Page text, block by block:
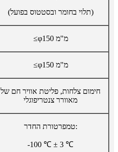
(תלוי בחומר ובסטטוס בפועל)
≤φ150 מ"מ
≤φ150 מ"מ
חימום צלחות, פליטת אוויר חם של
מאוורר צנטריפוגלי
טמפרטורת החדר:
-100 ℃ ± 3 ℃